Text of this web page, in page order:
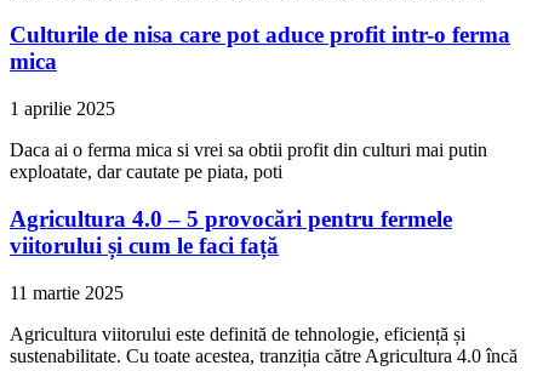
Culturile de nisa care pot aduce profit intr-o ferma
mica
1 aprilie 2025
Daca ai o ferma mica si vrei sa obtii profit din culturi mai putin
exploatate, dar cautate pe piata, poti
Agricultura 4.0 – 5 provocări pentru fermele
viitorului și cum le faci față
11 martie 2025
Agricultura viitorului este definită de tehnologie, eficiență și
sustenabilitate. Cu toate acestea, tranziția către Agricultura 4.0 încă